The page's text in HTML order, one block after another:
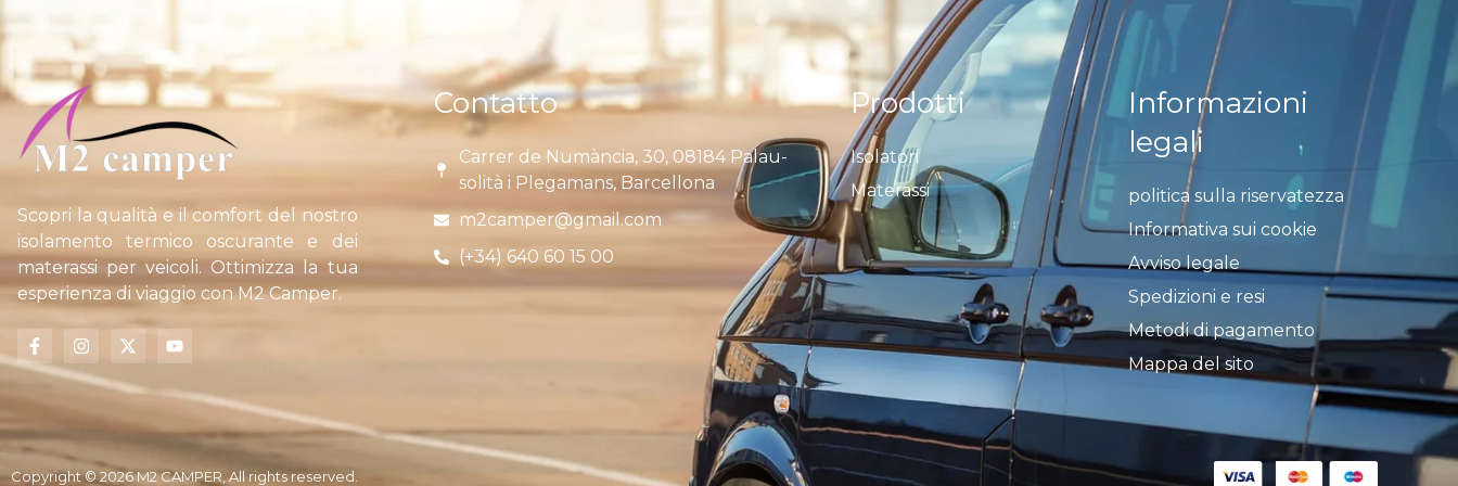
Scopri la qualità e il comfort del nostro
isolamento termico oscurante e dei
materassi per veicoli. Ottimizza la tua
esperienza di viaggio con M2 Camper.
Contatto
Carrer de Numància, 30, 08184 Palau-
solità i Plegamans, Barcellona
m2camper@gmail.com
(+34) 640 60 15 00
Prodotti
Isolatori
Materassi
Informazioni
legali
politica sulla riservatezza
Informativa sui cookie
Avviso legale
Spedizioni e resi
Metodi di pagamento
Mappa del sito
Copyright © 2026 M2 CAMPER, All rights reserved.